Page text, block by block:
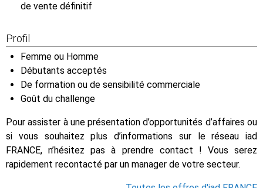
de vente définitif
Profil
Femme ou Homme
Débutants acceptés
De formation ou de sensibilité commerciale
Goût du challenge
Pour assister à une présentation d’opportunités d’affaires ou
si vous souhaitez plus d’informations sur le réseau iad
FRANCE, n’hésitez pas à prendre contact ! Vous serez
rapidement recontacté par un manager de votre secteur.